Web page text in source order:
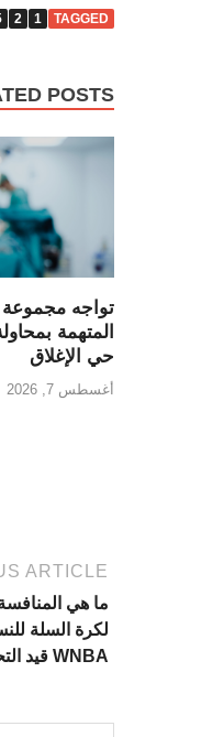
TAGGED
1
2
POSTS
تواجه مجموعة
المتهمة
حي الإغلاق
أغسطس 7, 2026
ARTICLE
ما هي
لكرة السلة
WNBA قيد التحضير.